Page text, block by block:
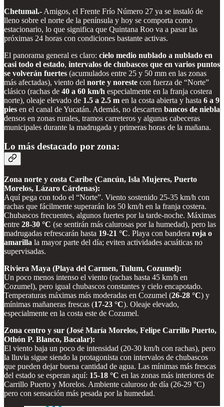
Chetumal.- Amigos, el Frente Frío Número 27 ya se instaló de
lleno sobre el norte de la península y hoy se comporta como
estacionario, lo que significa que Quintana Roo va a pasar las
próximas 24 horas con condiciones bastante activas.
El panorama general es claro: cielo medio nublado a nublado en
casi todo el estado, intervalos de chubascos que en varios puntos
se volverán fuertes (acumulados entre 25 y 50 mm en las zonas
más afectadas), viento del norte y noreste con fuerza de “Norte”
clásico (rachas de 40 a 60 km/h especialmente en la franja costera
norte), oleaje elevado de 1.5 a 2.5 m en la costa abierta y hasta 6 a 9
pies en el canal de Yucatán. Además, no descarten bancos de niebla
densos en zonas rurales, tramos carreteros y algunas cabeceras
municipales durante la madrugada y primeras horas de la mañana.
Lo más destacado por zona:
Zona norte y costa Caribe (Cancún, Isla Mujeres, Puerto
Morelos, Lázaro Cárdenas):
Aquí pega con todo el “Norte”. Viento sostenido 25-35 km/h con
rachas que fácilmente superarán los 50 km/h en la franja costera.
Chubascos frecuentes, algunos fuertes por la tarde-noche. Máximas
entre 28-30 °C (se sentirán más calurosas por la humedad), pero las
madrugadas refrescarán hasta 19-21 °C. Playa con bandera roja o
amarilla la mayor parte del día; eviten actividades acuáticas no
supervisadas.
Riviera Maya (Playa del Carmen, Tulum, Cozumel):
Un poco menos intenso el viento (rachas hasta 45 km/h en
Cozumel), pero igual chubascos constantes y cielo encapotado.
Temperaturas máximas más moderadas en Cozumel (26-28 °C) y
mínimas mañaneras frescas (17-23 °C). Oleaje elevado,
especialmente en la costa este de Cozumel.
Zona centro y sur (José María Morelos, Felipe Carrillo Puerto,
Othón P. Blanco, Bacalar):
El viento baja un poco de intensidad (20-30 km/h con rachas), pero
la lluvia sigue siendo la protagonista con intervalos de chubascos
que pueden dejar buena cantidad de agua. Las mínimas más frescas
del estado se esperan aquí: 15-18 °C en las zonas más interiores de
Carrillo Puerto y Morelos. Ambiente caluroso de día (26-29 °C)
pero con sensación más pesada por la humedad.